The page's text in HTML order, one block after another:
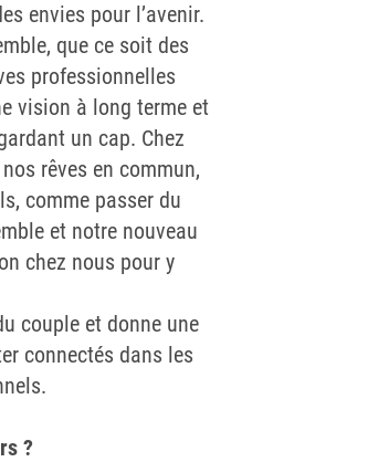
envies pour l’avenir.
que ce soit des
professionnelles
vision à long terme et
un cap. Chez
rêves en commun,
comme passer du
et notre nouveau
chez nous pour y
couple et donne une
connectés dans les
?